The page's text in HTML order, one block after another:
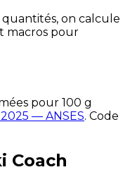
on calcule
macros pour
pour 100 g
— ANSES. Code
Coach